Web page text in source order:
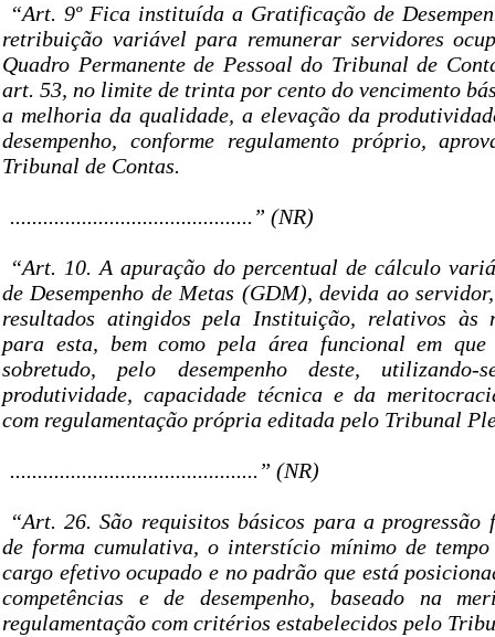
“Art. 9º Fica instituída a Gratificação de
retribuição variável para remunerar servidores
Quadro Permanente de Pessoal do Tribunal de
art. 53, no limite de trinta por cento do vencimento
a melhoria da qualidade, a elevação da
desempenho, conforme regulamento próprio,
Tribunal de Contas.
............................................” (NR)
“Art. 10. A apuração do percentual de cálculo
de Desempenho de Metas (GDM), devida ao
resultados atingidos pela Instituição, relativos às
para esta, bem como pela área funcional em
sobretudo, pelo desempenho deste,
produtividade, capacidade técnica e da
com regulamentação própria editada pelo Tribunal
.............................................” (NR)
“Art. 26. São requisitos básicos para a progressão
de forma cumulativa, o interstício mínimo de tempo
cargo efetivo ocupado e no padrão que está
competências e de desempenho, baseado na
regulamentação com critérios estabelecidos pelo